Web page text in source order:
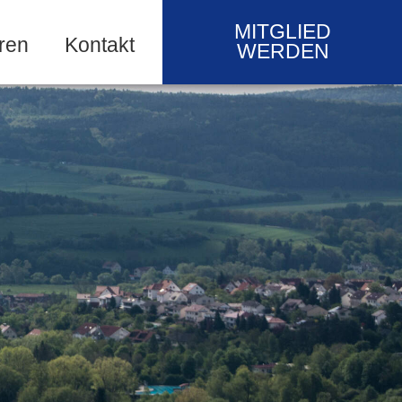
Kontakt
MITGLIED
WERDEN